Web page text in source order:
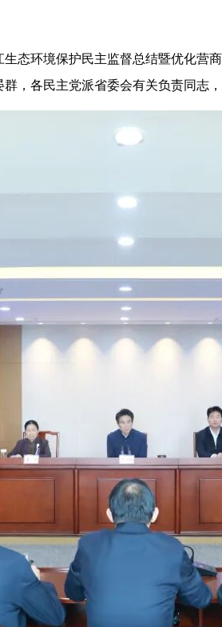
态环境保护民主监督总结暨优化
，各民主党派省委会有关负责同志